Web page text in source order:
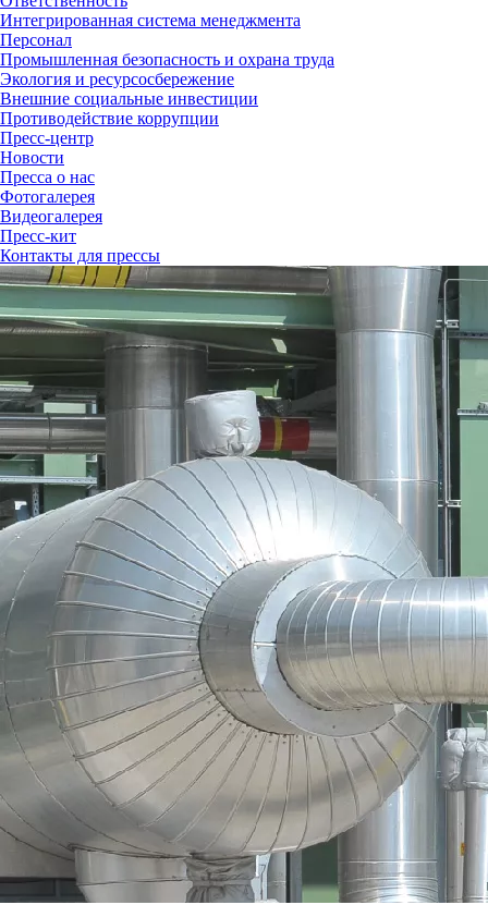
Интегрированная система менеджмента
Персонал
Промышленная безопасность и охрана труда
Экология и ресурсосбережение
Внешние социальные инвестиции
Противодействие коррупции
Пресс-центр
Новости
Пресса о нас
Фотогалерея
Видеогалерея
Пресс-кит
Контакты для прессы